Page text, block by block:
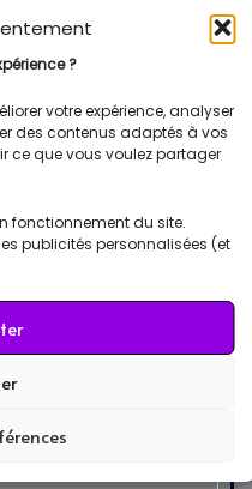
?
votre expérience, analyser
des contenus adaptés à vos
ce que vous voulez partager
fonctionnement du site.
publicités personnalisées (et
un nouveau mot de